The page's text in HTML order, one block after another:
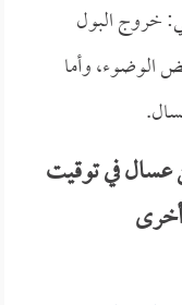
خروج البول
الوضوء، وأما
في توقيت